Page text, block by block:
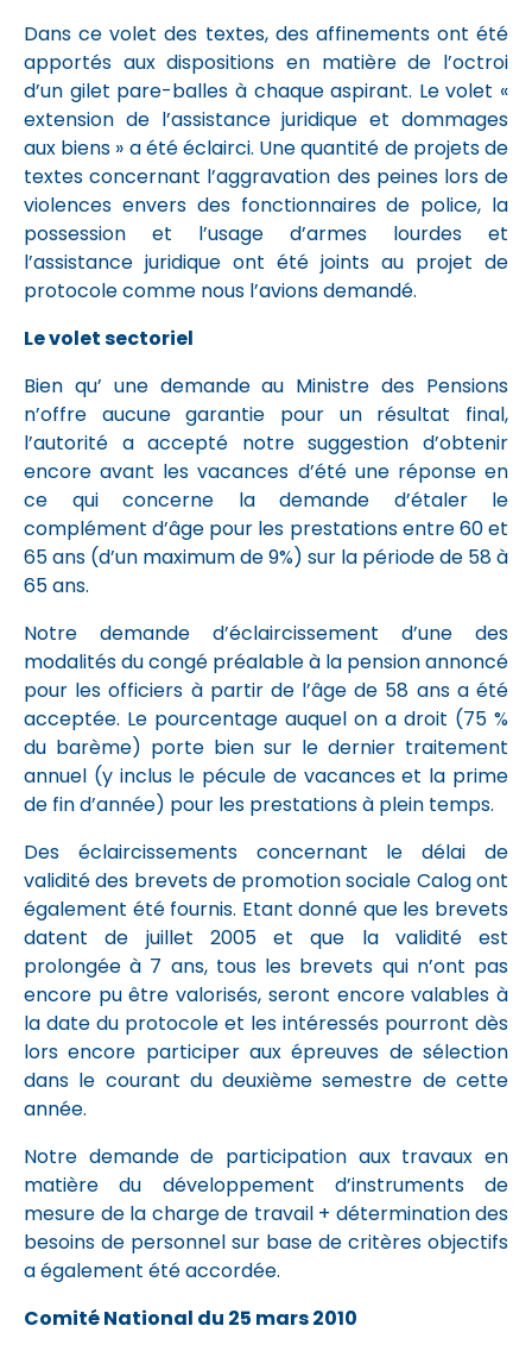
Dans ce volet des textes, des affinements ont été
apportés aux dispositions en matière de l’octroi
d’un gilet pare-balles à chaque aspirant. Le volet «
extension de l’assistance juridique et dommages
aux biens » a été éclairci. Une quantité de projets de
textes concernant l’aggravation des peines lors de
violences envers des fonctionnaires de police, la
possession et l’usage d’armes lourdes et
l’assistance juridique ont été joints au projet de
protocole comme nous l’avions demandé.
Le volet sectoriel
Bien qu’ une demande au Ministre des Pensions
n’offre aucune garantie pour un résultat final,
l’autorité a accepté notre suggestion d’obtenir
encore avant les vacances d’été une réponse en
ce qui concerne la demande d’étaler le
complément d’âge pour les prestations entre 60 et
65 ans (d’un maximum de 9%) sur la période de 58 à
65 ans.
Notre demande d’éclaircissement d’une des
modalités du congé préalable à la pension annoncé
pour les officiers à partir de l’âge de 58 ans a été
acceptée. Le pourcentage auquel on a droit (75 %
du barème) porte bien sur le dernier traitement
annuel (y inclus le pécule de vacances et la prime
de fin d’année) pour les prestations à plein temps.
Des éclaircissements concernant le délai de
validité des brevets de promotion sociale Calog ont
également été fournis. Etant donné que les brevets
datent de juillet 2005 et que la validité est
prolongée à 7 ans, tous les brevets qui n’ont pas
encore pu être valorisés, seront encore valables à
la date du protocole et les intéressés pourront dès
lors encore participer aux épreuves de sélection
dans le courant du deuxième semestre de cette
année.
Notre demande de participation aux travaux en
matière du développement d’instruments de
mesure de la charge de travail + détermination des
besoins de personnel sur base de critères objectifs
a également été accordée.
Comité National du 25 mars 2010